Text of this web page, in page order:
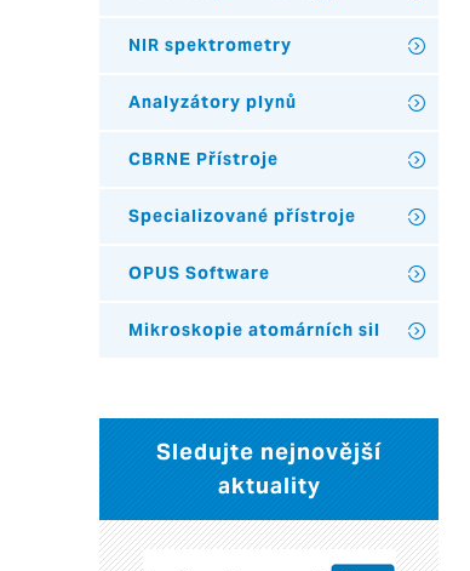
NIR spektrometry
Analyzátory plynů
CBRNE Přístroje
Specializované přístroje
OPUS Software
Mikroskopie atomárních sil
Sledujte nejnovější
aktuality